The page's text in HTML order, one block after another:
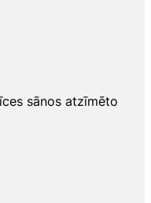
sānos atzīmēto